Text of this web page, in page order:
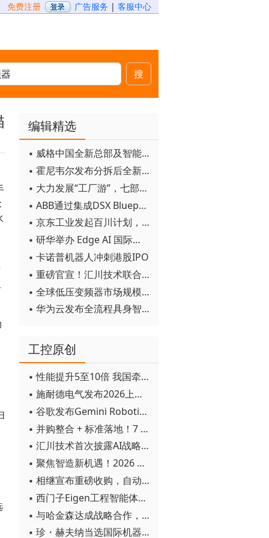
免费注册 广告服务 | 客服中心
搜
编辑精选
▪ 威格中国全新总部及智能工厂启用
▪ 霍尼韦尔发布分拆后全新品牌：霍尼韦尔科技与霍尼韦尔航空航天
▪ 大力发展“工厂游”，七部门联合发文！
▪ ABB通过集成DSX Blueprint AI基础设施，扩大与英伟达的合作
▪ 京东工业发起百川计划， 构建工业大模型新生态
▪ 研华举办 Edge AI 国际论坛
▪ 卡诺普机器人冲刺港股IPO
▪ 重磅官宣！汇川技术联合发起 D12 联盟，开创产教融合新范式
▪ 全球低压变频器市场规模2030年将超170亿美元
▪ 华为云发布全流程具身智能开发平台CloudRobo
工控原创
▪ 性能提升5至10倍 我国牵头制定的WiTSnet工业以太网国际标准正式发布
▪ 施耐德电气发布2026上半年可持续发展成绩单 "Impact 2030"路线图开局稳健
▪ 谷歌发布Gemini Robotics 2模型 实现人形机器人全身智能控制突破
▪ 并购整合 + 标准落地！7 月工业自动化产业动态速递
▪ 汇川技术首次披露AI战略进展：从两个方面推动“AI业务化”落地
▪ 聚焦智造新机遇！2026 青岛数字化及智能制造技术论坛圆满落幕
▪ 相继宣布重磅收购，自动化巨头新一轮并购潮剑指何方？
▪ 西门子Eigen工程智能体落地中国，工业AI跨越物理世界“确定性”拐点
▪ 与哈金森达成战略合作，乐聚机器人何以持续获得工业巨头青睐？
▪ 珍・赫夫纳当选国际机器人联合会新任主席